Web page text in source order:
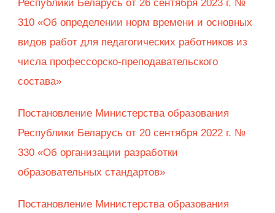
Республики Беларусь от 26 сентября 2023 г. №
310 «Об определении норм времени и основных
видов работ для педагогических работников из
числа профессорско-преподавательского
состава»
Постановление Министерства образования
Республики Беларусь от 20 сентября 2022 г. №
330 «Об организации разработки
образовательных стандартов»
Постановление Министерства образования